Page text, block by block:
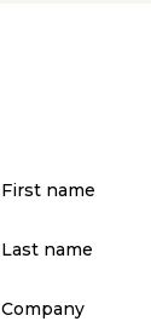
First name
Last name
Company